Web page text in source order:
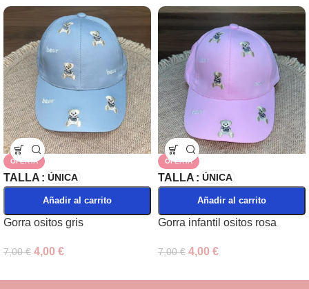
OFERTA
TALLA ÚNICA
Añadir al carrito
Gorra ositos gris
7,00€ 4,00 €
OFERTA
TALLA ÚNICA
Añadir al carrito
Gorra infantil ositos rosa
7,00€ 4,00 €